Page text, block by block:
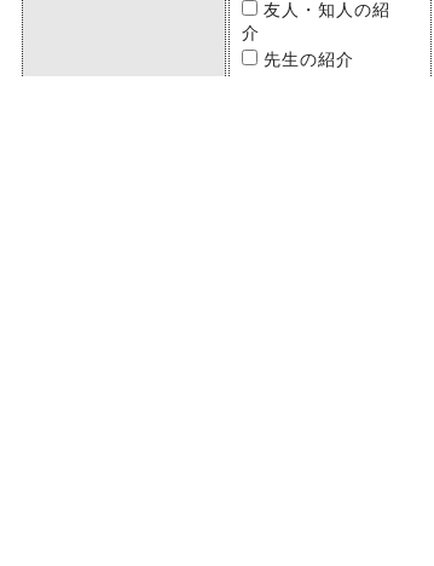
友人・知人の紹
介
先生の紹介